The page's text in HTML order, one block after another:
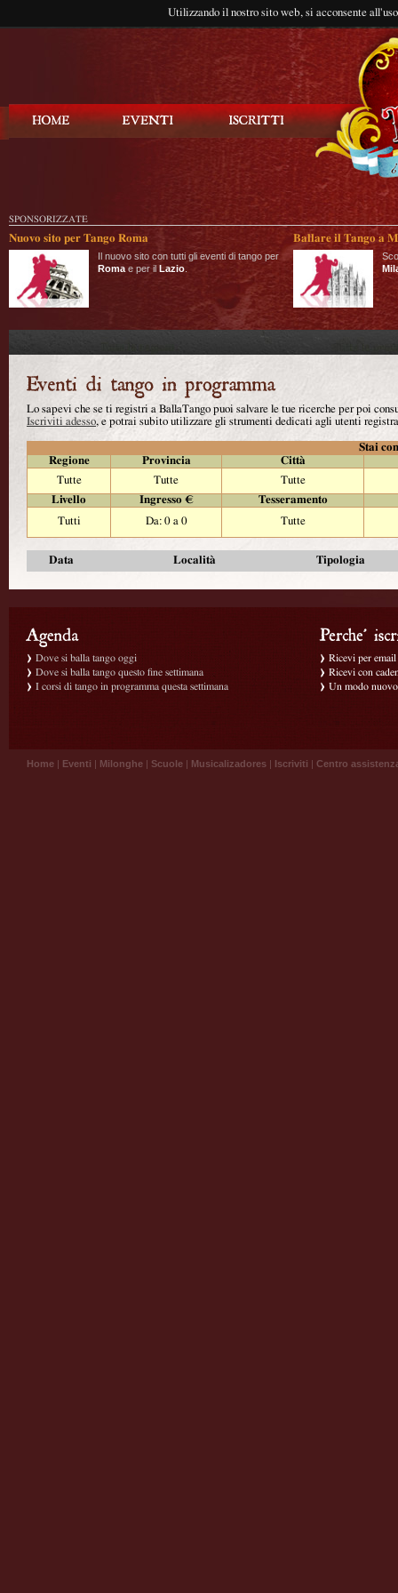
Utilizzando il nostro sito web, si acconsente
SPONSORIZZATE
Nuovo sito per Tango Roma
Il nuovo sito con tutti gli eventi di tango per
Roma e per il Lazio
Ballare il Tango a
Lo sapevi che se ti registri a BallaTango puoi salvare le tue ricerche per poi
Iscriviti adesso, e potrai subito utilizzare gli strumenti dedicati agli utenti
Stai
Regione
Provincia
Città
Tutte
Tutte
Tutte
Livello
Ingresso €
Tesseramento
Tutti
Da: 0 a 0 Tutte
Data Località Tipologia
Dove si balla tango oggi
Dove si balla tango questo fine settimana
I corsi di tango in programma questa settimana
Ricevi per
Ricevi con
Un modo
Home | Eventi | Milonghe | Scuole | Musicalizadores | Iscriviti | Centro